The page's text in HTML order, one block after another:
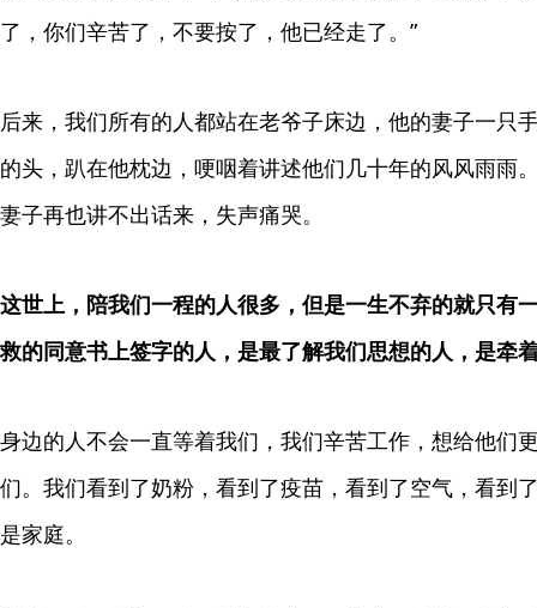
了，你们辛苦了，不要按了，他已经走了。”
后来，我们所有的人都站在老爷子床边，他的妻子一只
的头，趴在他枕边，哽咽着讲述他们几十年的风风雨雨
妻子再也讲不出话来，失声痛哭。
这世上，陪我们一程的人很多，但是一生不弃的就只有
救的同意书上签字的人，是最了解我们思想的人，是牵
身边的人不会一直等着我们，我们辛苦工作，想给他们
们。我们看到了奶粉，看到了疫苗，看到了空气，看到
是家庭。